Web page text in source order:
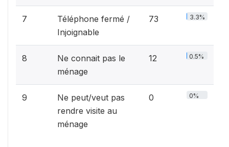
7
Téléphone fermé /
Injoignable
73 3.3%
8
Ne connait pas le
ménage
12 0.5%
9
Ne peut/veut pas
rendre visite au
ménage
0 0%